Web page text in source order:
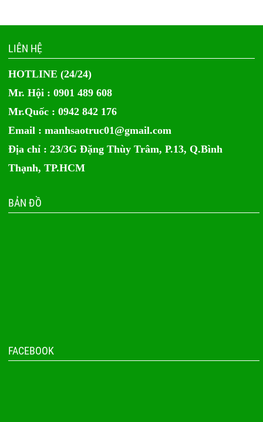
LIÊN HỆ
HOTLINE (24/24)
Mr. Hội : 0901 489 608
Mr.Quốc : 0942 842 176
Email :manhsaotruc01@gmail.com
Địa chỉ : 23/3G Đặng Thùy Trâm, P.13, Q.Bình
Thạnh, TP.HCM
BẢN ĐỒ
FACEBOOK